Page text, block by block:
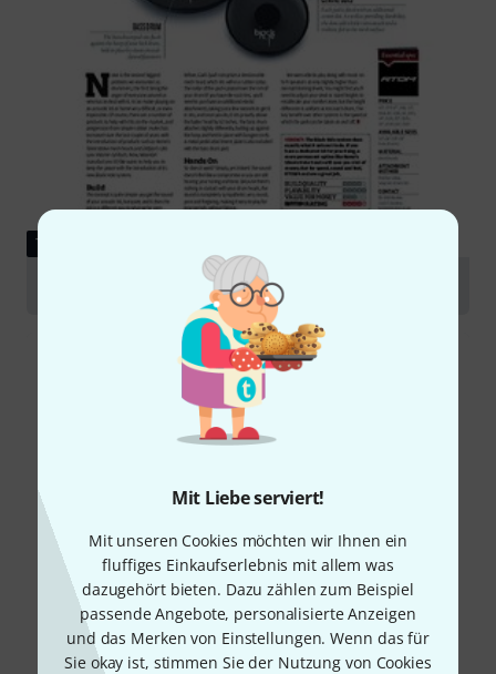
Mit Liebe serviert!
Mit unseren Cookies möchten wir Ihnen ein
fluffiges Einkaufserlebnis mit allem was
dazugehört bieten. Dazu zählen zum Beispiel
passende Angebote, personalisierte Anzeigen
und das Merken von Einstellungen. Wenn das für
Sie okay ist, stimmen Sie der Nutzung von Cookies
TESTBERICHT